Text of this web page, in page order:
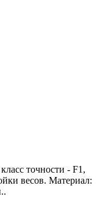
точности - F1,
весов. Материал: